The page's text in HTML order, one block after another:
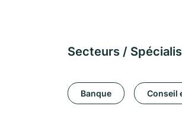
Secteurs /
Banque Conseil